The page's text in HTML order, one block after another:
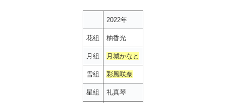
2022年
花組 柚香光
月組 月城かなと
雪組 彩風咲奈
星組 礼真琴